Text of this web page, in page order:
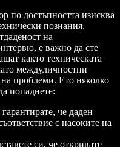
по достъпността изисква
познания,
на
е важно да сте
както техническата
междуличностни
проблеми. Ето няколко
попаднете:
че даден
с насоките на
си, че откривате